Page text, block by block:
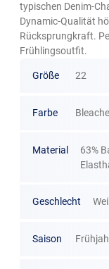
typischen Denim-
Dynamic-Qualität
Rücksprungkraft.
Frühlingsoutfit.
Größe 22
Farbe
Material
63%
Geschlecht
Saison